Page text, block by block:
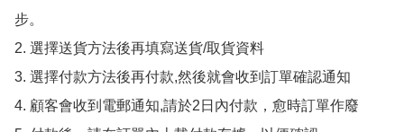
步。
2. 選擇送貨方法後再填寫送貨/取貨資料
3. 選擇付款方法後再付款,然後就會收到訂單確認通知
4. 顧客會收到電郵通知,請於2日內付款，愈時訂單作廢